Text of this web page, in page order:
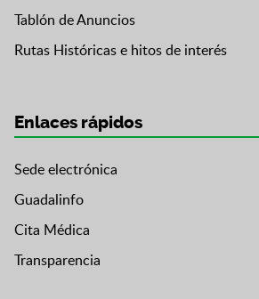
Tablón de Anuncios
Rutas Históricas e hitos de interés
Enlaces rápidos
Sede electrónica
Guadalinfo
Cita Médica
Transparencia